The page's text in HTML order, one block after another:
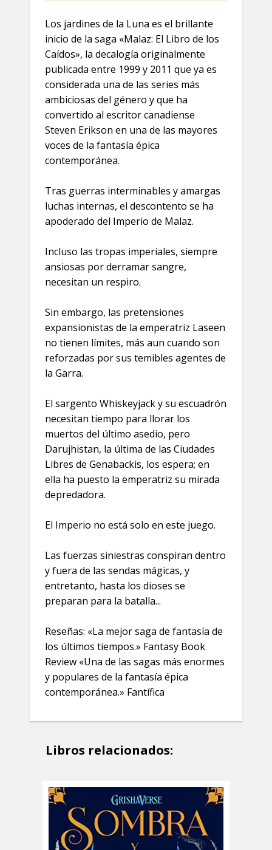
Los jardines de la Luna es el brillante
inicio de la saga «Malaz: El Libro de los
Caídos», la decalogía originalmente
publicada entre 1999 y 2011 que ya es
considerada una de las series más
ambiciosas del género y que ha
convertido al escritor canadiense
Steven Erikson en una de las mayores
voces de la fantasía épica
contemporánea.
Tras guerras interminables y amargas
luchas internas, el descontento se ha
apoderado del Imperio de Malaz.
Incluso las tropas imperiales, siempre
ansiosas por derramar sangre,
necesitan un respiro.
Sin embargo, las pretensiones
expansionistas de la emperatriz Laseen
no tienen límites, más aun cuando son
reforzadas por sus temibles agentes de
la Garra.
El sargento Whiskeyjack y su escuadrón
necesitan tiempo para llorar los
muertos del último asedio, pero
Darujhistan, la última de las Ciudades
Libres de Genabackis, los espera; en
ella ha puesto la emperatriz su mirada
depredadora.
El Imperio no está solo en este juego.
Las fuerzas siniestras conspiran dentro
y fuera de las sendas mágicas, y
entretanto, hasta los dioses se
preparan para la batalla...
Reseñas: «La mejor saga de fantasía de
los últimos tiempos.» Fantasy Book
Review «Una de las sagas más enormes
y populares de la fantasía épica
contemporánea.» Fantífica
Libros relacionados: